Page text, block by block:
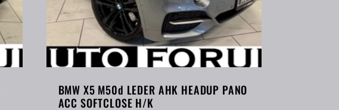
BMW X5 M50d LEDER AHK HEADUP PANO
ACC SOFTCLOSE H/K